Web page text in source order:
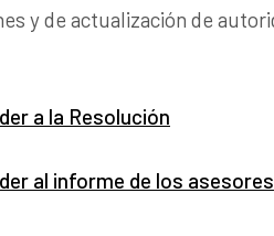
y de actualización de
a la Resolución
al informe de los asesores